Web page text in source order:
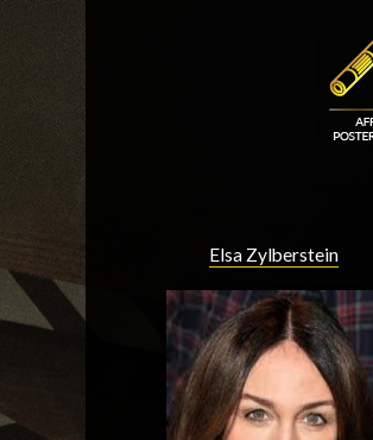
Elsa Zylberstein